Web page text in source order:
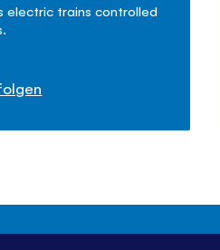
electric trains controlled